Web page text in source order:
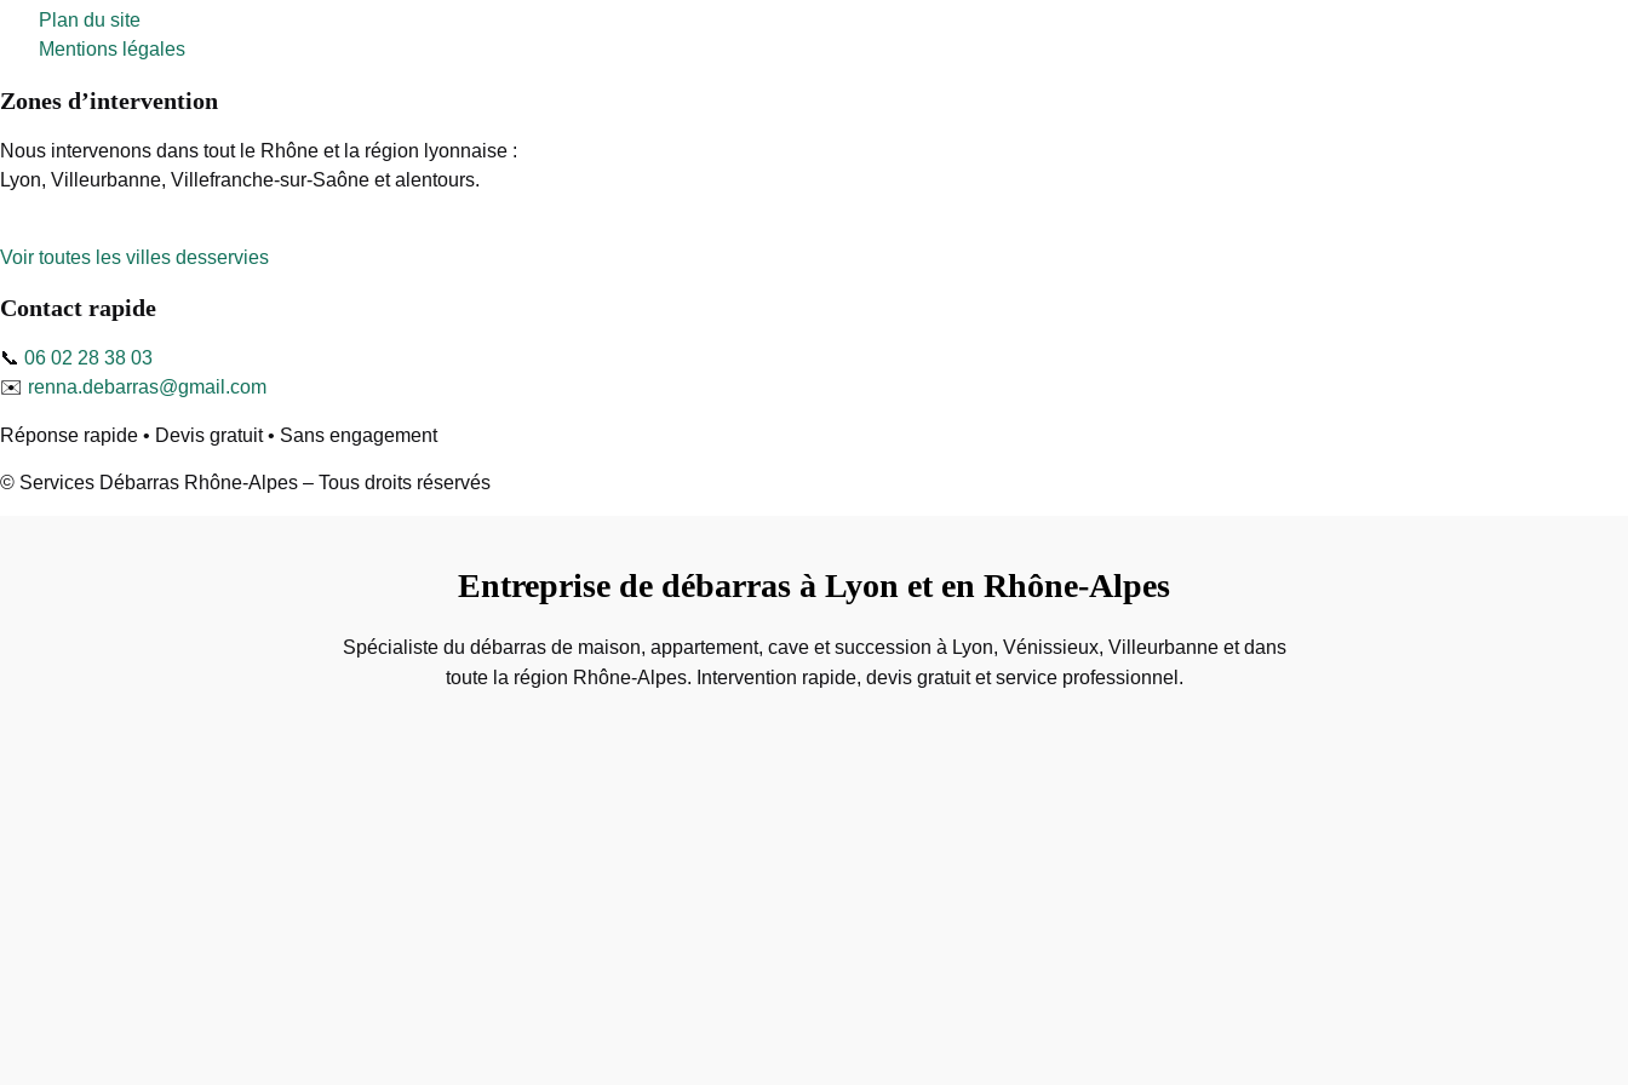
Plan du site
Mentions légales
Zones d’intervention
Nous intervenons dans tout le Rhône et la région lyonnaise :
Lyon, Villeurbanne, Villefranche-sur-Saône et alentours.
Voir toutes les villes desservies
Contact rapide
📞 06 02 28 38 03
✉️ renna.debarras@gmail.com
Réponse rapide • Devis gratuit • Sans engagement
© Services Débarras Rhône-Alpes – Tous droits réservés
Entreprise de débarras à Lyon et en Rhône-Alpes
Spécialiste du débarras de maison, appartement, cave et succession à Lyon, Vénissieux, Villeurbanne et dans
toute la région Rhône-Alpes. Intervention rapide, devis gratuit et service professionnel.